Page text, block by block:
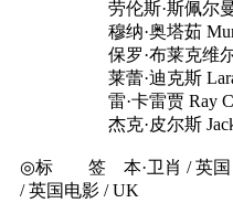
劳伦斯·斯佩尔曼
穆纳·奥塔茹 Muna
保罗·布莱克维尔
莱蕾·迪克斯 Laraine
雷·卡雷贾 Ray
杰克·皮尔斯 Jack
◎标 签 本·卫肖 / 英国 /
/ 英国电影 / UK